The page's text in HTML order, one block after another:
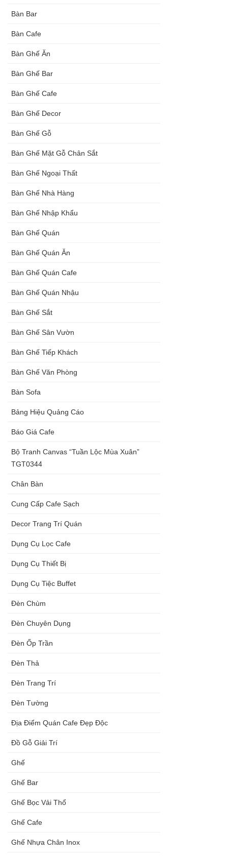
Bàn Bar
Bàn Cafe
Bàn Ghế Ăn
Bàn Ghế Bar
Bàn Ghế Cafe
Bàn Ghế Decor
Bàn Ghế Gỗ
Bàn Ghế Mặt Gỗ Chân Sắt
Bàn Ghế Ngoại Thất
Bàn Ghế Nhà Hàng
Bàn Ghế Nhập Khẩu
Bàn Ghế Quán
Bàn Ghế Quán Ăn
Bàn Ghế Quán Cafe
Bàn Ghế Quán Nhậu
Bàn Ghế Sắt
Bàn Ghế Sân Vườn
Bàn Ghế Tiếp Khách
Bàn Ghế Văn Phòng
Bàn Sofa
Bảng Hiệu Quảng Cáo
Báo Giá Cafe
Bộ Tranh Canvas “Tuần Lộc Mùa Xuân”
TGT0344
Chân Bàn
Cung Cấp Cafe Sạch
Decor Trang Trí Quán
Dụng Cụ Lọc Cafe
Dụng Cụ Thiết Bị
Dụng Cụ Tiệc Buffet
Đèn Chùm
Đèn Chuyên Dụng
Đèn Ốp Trần
Đèn Thả
Đèn Trang Trí
Đèn Tường
Địa Điểm Quán Cafe Đẹp Độc
Đồ Gỗ Giải Trí
Ghế
Ghế Bar
Ghế Bọc Vải Thổ
Ghế Cafe
Ghế Nhựa Chân Inox